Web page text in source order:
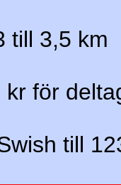
till 3,5 km
för
till